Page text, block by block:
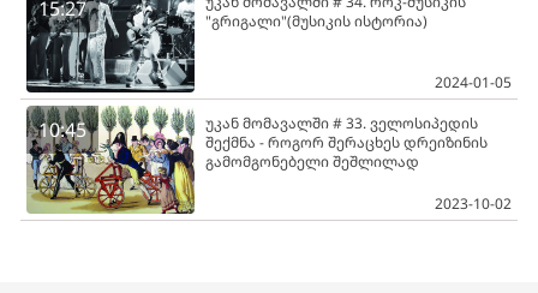
15:27
"გრიგალი"(მუსიკის ისტორია)
2024-01-05
10:45
უკან მომავალში # 33. ველოსიპედის
შექმნა - როგორ შერაცხეს დრეიზინის
გამომგონებელი შეშლილად
2023-10-02